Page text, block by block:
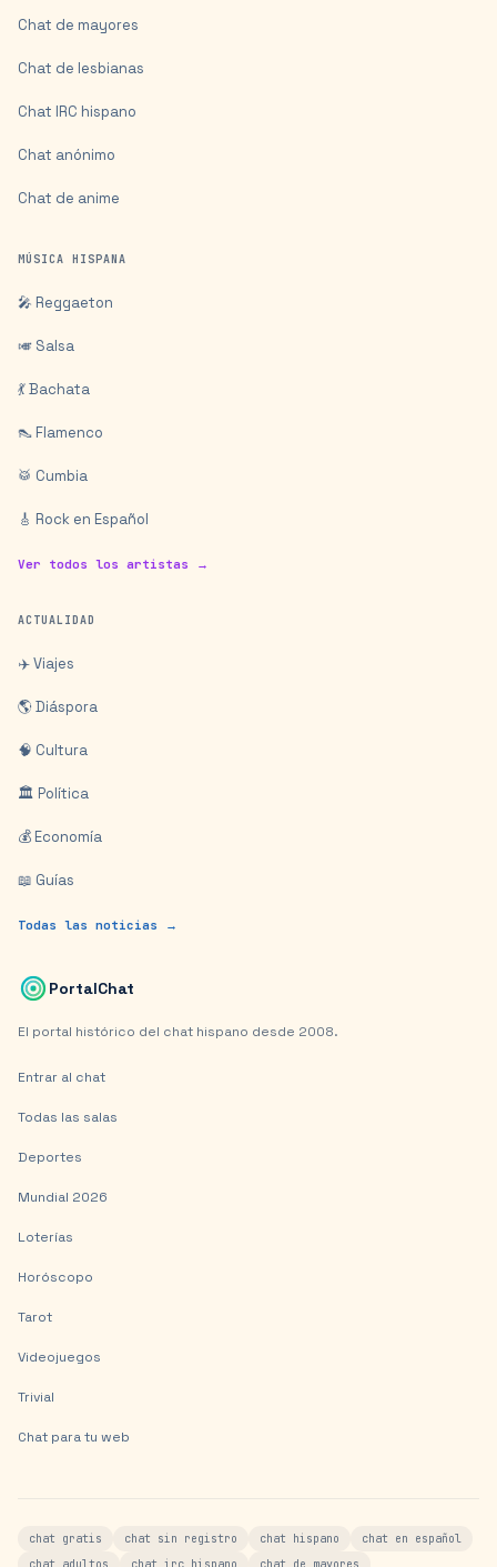
Chat de mayores
Chat de lesbianas
Chat IRC hispano
Chat anónimo
Chat de anime
MÚSICA HISPANA
🎤 Reggaeton
🎺 Salsa
💃 Bachata
👠 Flamenco
🥁 Cumbia
🎸 Rock en Español
Ver todos los artistas →
ACTUALIDAD
✈️ Viajes
🌎 Diáspora
🧠 Cultura
🏛️ Política
💰 Economía
📖 Guías
Todas las noticias →
PortalChat
El portal histórico del chat hispano desde 2008.
Entrar al chat
Todas las salas
Deportes
Mundial 2026
Loterías
Horóscopo
Tarot
Videojuegos
Trivial
Chat para tu web
chat gratis chat sin registro chat hispano
chat en español